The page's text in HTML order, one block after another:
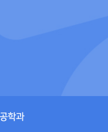
학과